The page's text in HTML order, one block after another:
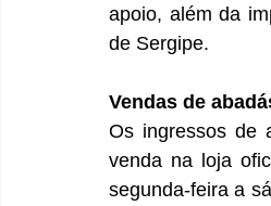
apoio, além da
de Sergipe.
Vendas de
Os ingressos de
venda na loja
segunda-feira a